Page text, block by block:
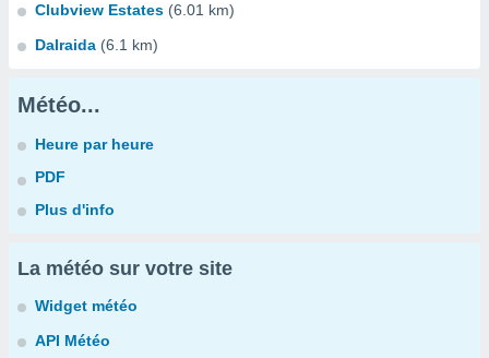
Clubview Estates (6.01 km)
Dalraida (6.1 km)
Météo...
Heure par heure
PDF
Plus d'info
La météo sur votre site
Widget météo
API Météo